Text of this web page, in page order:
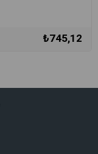
₺745,12